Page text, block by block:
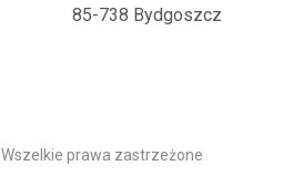
85-738 Bydgoszcz
Wszelkie prawa zastrzeżone